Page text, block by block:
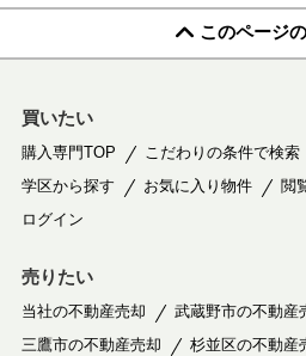
このページ
買いたい
購入専門TOP こだわりの条件で検索
学区から探す
お気に入り物件 閲
ログイン
売りたい
当社の不動産売却
武蔵野市の不動産
三鷹市の不動産売却
杉並区の不動産